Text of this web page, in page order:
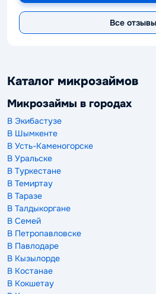
Все отзывы
Каталог микрозаймов
Микрозаймы в городах
В Экибастузе
В Шымкенте
В Усть-Каменогорске
В Уральске
В Туркестане
В Темиртау
В Таразе
В Талдыкоргане
В Семей
В Петропавловске
В Павлодаре
В Кызылорде
В Костанае
В Кокшетау